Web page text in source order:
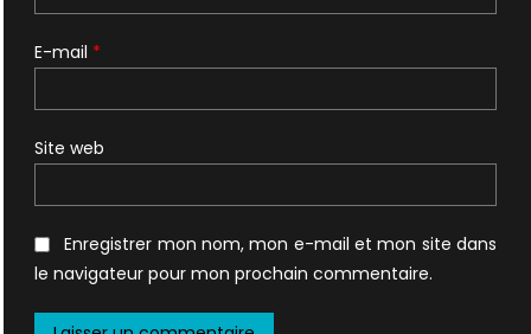
E-mail *
Site web
Enregistrer mon nom, mon e-mail et mon site dans
le navigateur pour mon prochain commentaire.